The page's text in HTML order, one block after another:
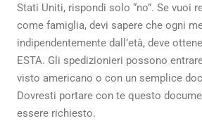
Stati Uniti, rispondi solo “no”. Se vuoi
come famiglia, devi sapere che ogni
indipendentemente dall’età, deve
ESTA. Gli spedizionieri possono
visto americano o con un semplice
Dovresti portare con te questo
essere richiesto.